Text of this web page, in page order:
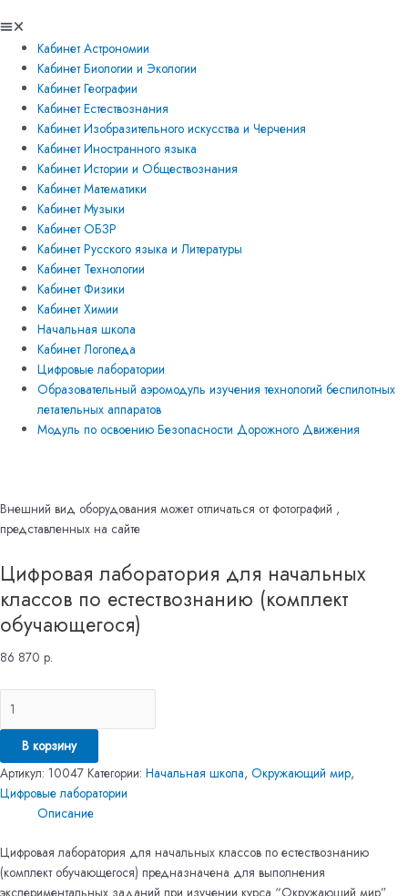
Кабинет Астрономии
Кабинет Биологии и Экологии
Кабинет Географии
Кабинет Естествознания
Кабинет Изобразительного искусства и Черчения
Кабинет Иностранного языка
Кабинет Истории и Обществознания
Кабинет Математики
Кабинет Музыки
Кабинет ОБЗР
Кабинет Русского языка и Литературы
Кабинет Технологии
Кабинет Физики
Кабинет Химии
Начальная школа
Кабинет Логопеда
Цифровые лаборатории
Образовательный аэромодуль изучения технологий беспилотных
летательных аппаратов
Модуль по освоению Безопасности Дорожного Движения
Внешний вид оборудования может отличаться от фотографий ,
представленных на сайте
Цифровая лаборатория для начальных
классов по естествознанию (комплект
обучающегося)
86 870 р.
В корзину
Артикул: 10047 Категории: Начальная школа, Окружающий мир,
Цифровые лаборатории
Описание
Цифровая лаборатория для начальных классов по естествознанию
(комплект обучающегося) предназначена для выполнения
экспериментальных заданий при изучении курса “Окружающий мир”.